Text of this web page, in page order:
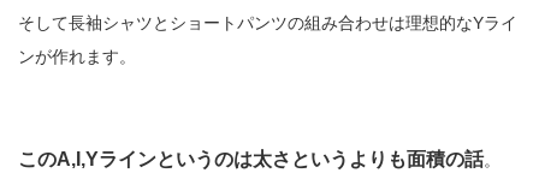
そして長袖シャツとショートパンツの組み合わせは理想的なYライ
ンが作れます。
このA,I,Yラインというのは太さというよりも面積の話。